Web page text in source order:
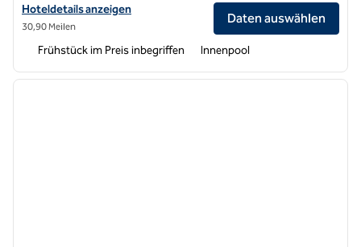
Hoteldetails für Home2 Suites by Hilton Big Bear Lake anzeigen
Hoteldetails anzeigen
30,90 Meilen
Daten auswählen
Frühstück im Preis inbegriffen Innenpool
1 von 12